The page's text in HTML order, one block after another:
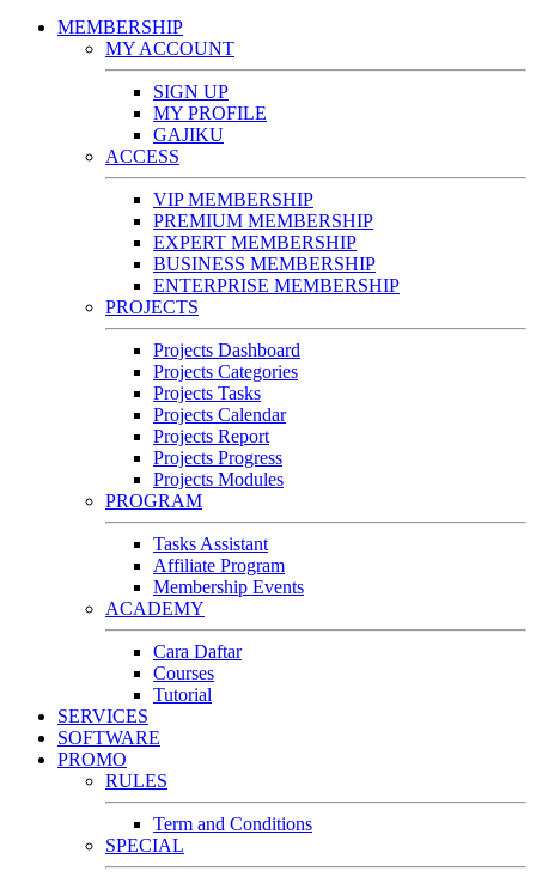
MEMBERSHIP
MY ACCOUNT
SIGN UP
MY PROFILE
GAJIKU
ACCESS
VIP MEMBERSHIP
PREMIUM MEMBERSHIP
EXPERT MEMBERSHIP
BUSINESS MEMBERSHIP
ENTERPRISE MEMBERSHIP
PROJECTS
Projects Dashboard
Projects Categories
Projects Tasks
Projects Calendar
Projects Report
Projects Progress
Projects Modules
PROGRAM
Tasks Assistant
Affiliate Program
Membership Events
ACADEMY
Cara Daftar
Courses
Tutorial
SERVICES
SOFTWARE
PROMO
RULES
Term and Conditions
SPECIAL